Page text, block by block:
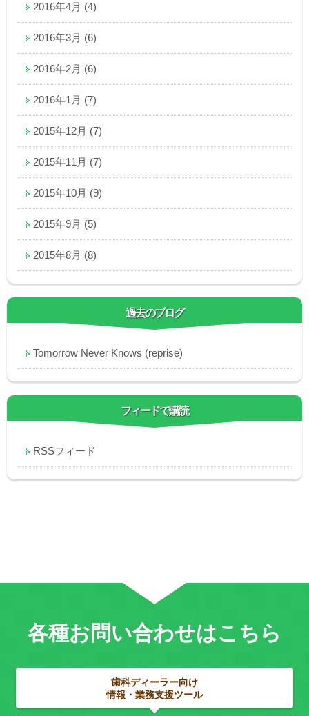
2016年4月 (4)
2016年3月 (6)
2016年2月 (6)
2016年1月 (7)
2015年12月 (7)
2015年11月 (7)
2015年10月 (9)
2015年9月 (5)
2015年8月 (8)
過去のブログ
Tomorrow Never Knows (reprise)
フィードで購読
RSSフィード
各種お問い合わせはこちら
歯科ディーラー向け
情報・業務支援ツール